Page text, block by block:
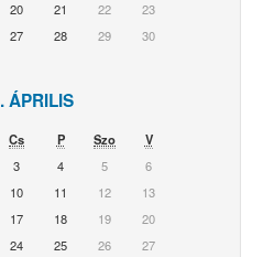
20 21 22
23
27 28 29
30
ÁPRILIS
Cs P Szo
V
3 4 5
6
10 11 12
13
17 18 19
20
24 25 26 27